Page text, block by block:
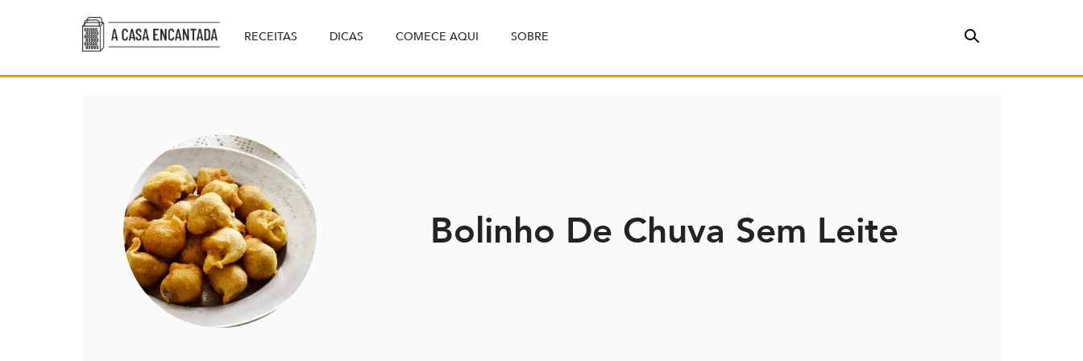
RECEITAS DICAS COMECE AQUI SOBRE
Bolinho De Chuva Sem Leite